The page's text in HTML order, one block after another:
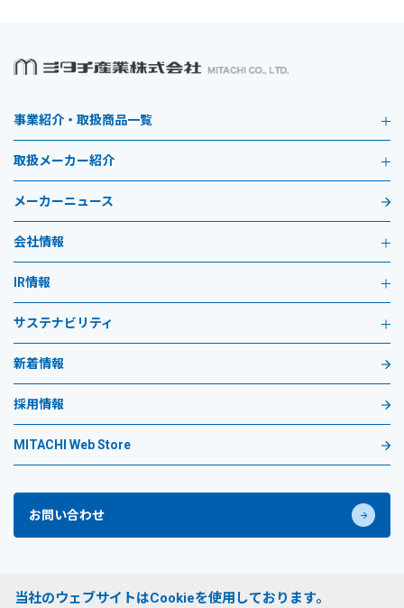
事業紹介・取扱商品一覧
取扱メーカー紹介
メーカーニュース
会社情報
IR情報
サステナビリティ
新着情報
採用情報
MITACHI Web Store
お問い合わせ
当社のウェブサイトはCookieを使用しております。